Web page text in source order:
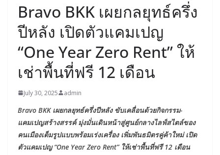
Bravo BKK เผยกลยุทธ์ครึ่ง
ปีหลัง เปิดตัวแคมเปญ
“One Year Zero Rent” ให้
เช่าพื้นที่ฟรี 12 เดือน
July 30, 2025 admin
Bravo BKK เผยกลยุทธ์ครึ่งปีหลัง ขับเคลื่อนด้วยกิจกรรม-
แคมเปญสร้างสรรค์ มุ่งมั่นเดินหน้าสู่ศูนย์กลางไลฟ์สไตล์ของ
คนเมืองเต็มรูปแบบพร้อมเร่งเครื่อง เพิ่มพันธมิตรคู่ค้าใหม่ เปิด
ตัวแคมเปญ “One Year Zero Rent” ให้เช่าพื้นที่ฟรี 12 เดือน